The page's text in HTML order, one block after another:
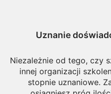
Uznanie
Niezależnie od tego, czy
innej organizacji
stopnie uznaniowe.